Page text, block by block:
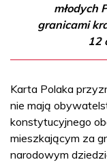
młodych
granicami
12
Karta Polaka
nie mają
konstytucyjnego
mieszkającym za
narodowym